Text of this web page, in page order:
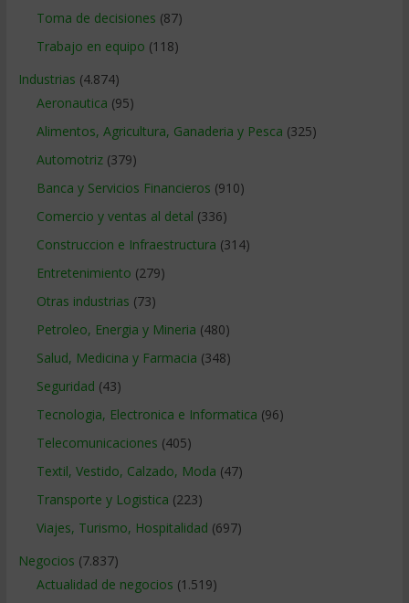
Toma de decisiones (87)
Trabajo en equipo (118)
Industrias (4.874)
Aeronautica (95)
Alimentos, Agricultura, Ganaderia y Pesca (325)
Automotriz(379)
Banca y Servicios Financieros (910)
Comercio y ventas al detal (336)
Construccion e Infraestructura (314)
Entretenimiento (279)
Otras industrias (73)
Petroleo, Energia y Mineria (480)
Salud, Medicina y Farmacia (348)
Seguridad (43)
Tecnologia, Electronica e Informatica (96)
Telecomunicaciones (405)
Textil, Vestido, Calzado, Moda (47)
Transporte y Logistica (223)
Viajes, Turismo, Hospitalidad (697)
Negocios (7.837)
Actualidad de negocios (1.519)